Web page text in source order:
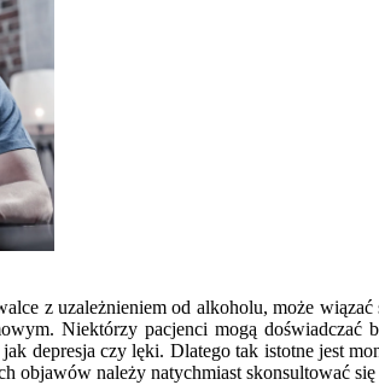
z uzależnieniem od alkoholu, może
Niektórzy pacjenci mogą
depresja czy lęki. Dlatego tak istotne jest
objawów należy natychmiast skonsultować się